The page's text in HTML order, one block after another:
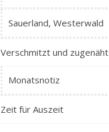
Sauerland, Westerwald
Verschmitzt und zugenäht
Monatsnotiz
Zeit für Auszeit